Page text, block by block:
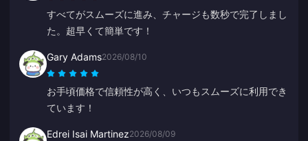
すべてがスムーズに進み、チャージも数秒で完了しまし
た。超早くて簡単です！
Gary Adams2026/08/10
お手頃価格で信頼性が高く、いつもスムーズに利用でき
ています！
Edrei Isai Martinez2026/08/09